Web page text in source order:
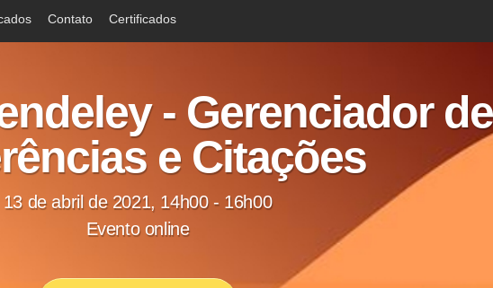
Contato Certificados
- Gerenciador de
e Citações
13 de abril de 2021, 14h00 - 16h00
Evento online